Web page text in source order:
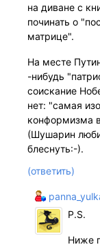
на диване с
починать о
матрице".
На месте
-нибудь
соискание
нет: "самая
конформизма
(Шушарин
блеснуть:-).
(ответить)
P.S.
Ниже